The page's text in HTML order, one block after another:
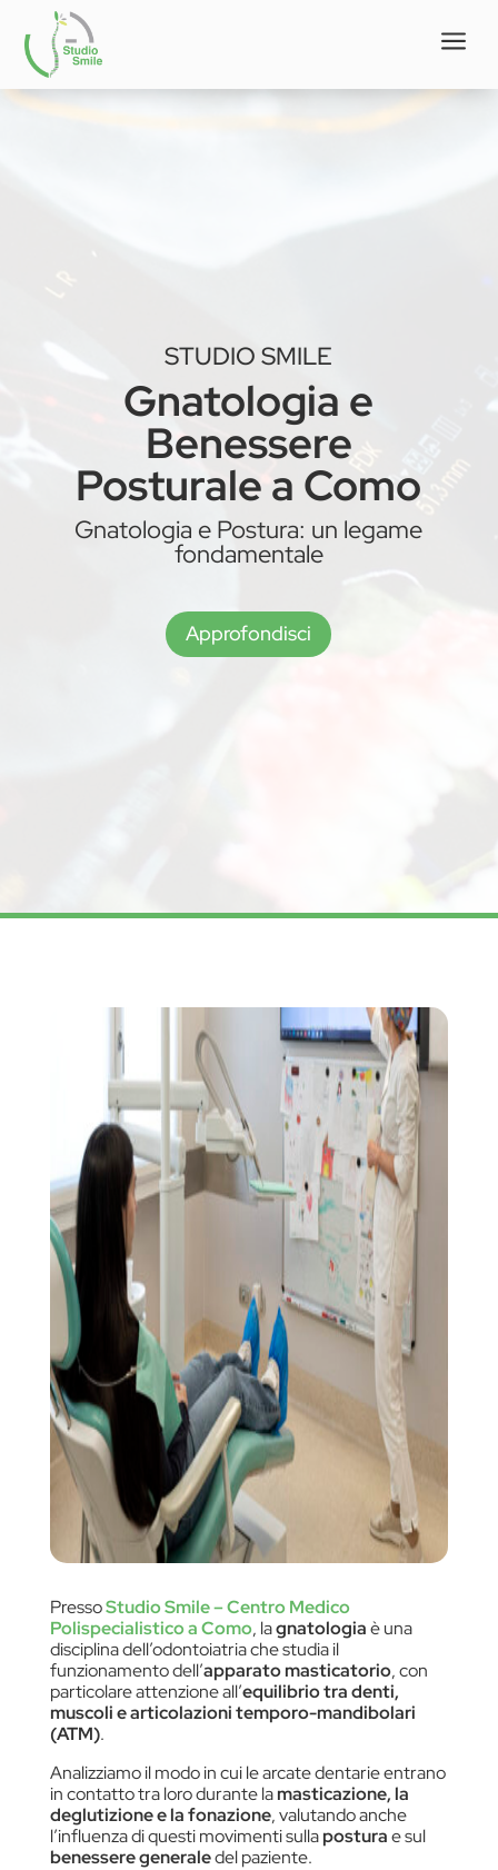
a
STUDIO SMILE
Gnatologia e
Benessere
Posturale a Como
Gnatologia e Postura: un legame
fondamentale
Approfondisci
PressoStudio Smile – Centro Medico
Polispecialistico a Como, lagnatologiaè una
disciplina dell’odontoiatria che studia il
funzionamento dell’apparato masticatorio, con
particolare attenzione all’equilibrio tra denti,
muscoli e articolazioni temporo-mandibolari
(ATM).
Analizziamo il modo in cui le arcate dentarie entrano
in contatto tra loro durante lamasticazione, la
deglutizione e la fonazione, valutando anche
l’influenza di questi movimenti sullaposturae sul
benessere generaledel paziente.